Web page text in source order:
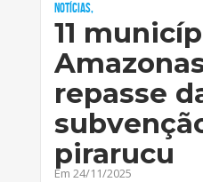
Notícias,
11
repasse
pirarucu
Em 24/11/2025